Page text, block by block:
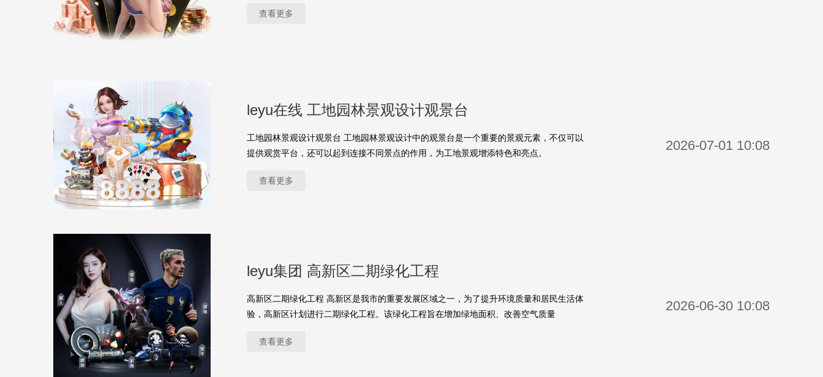
查看更多
leyu在线 工地园林景观设计观景台
工地园林景观设计观景台 工地园林景观设计中的观景台是一个重要的景观元素，不仅可以
提供观赏平台，还可以起到连接不同景点的作用，为工地景观增添特色和亮点。
查看更多
2026-07-01 10:08
leyu集团 高新区二期绿化工程
高新区二期绿化工程 高新区是我市的重要发展区域之一，为了提升环境质量和居民生活体
验，高新区计划进行二期绿化工程。该绿化工程旨在增加绿地面积、改善空气质量
查看更多
2026-06-30 10:08